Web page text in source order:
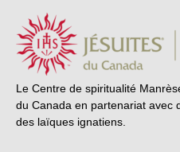
Le Centre de spiritualité
du Canada en partenariat avec
des laïques ignatiens.